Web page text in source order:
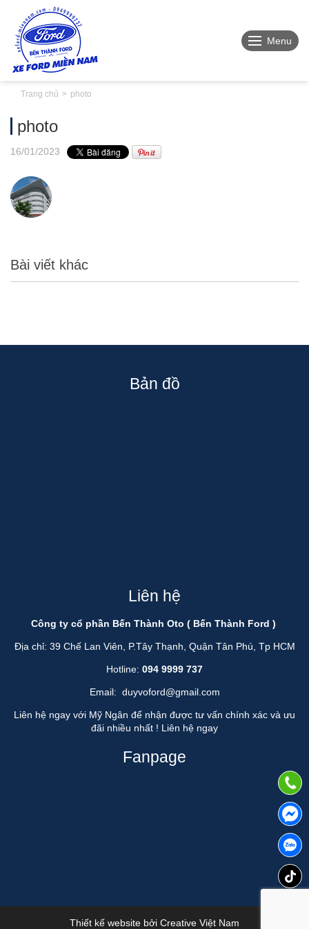
Menu
Trang chủ photo
photo
16/01/2023
Bài viết khác
Bản đồ
Liên hệ
Công ty cổ phần Bến Thành Oto ( Bến Thành Ford )
Địa chỉ: 39 Chế Lan Viên, P.Tây Thạnh, Quận Tân Phú, Tp HCM
Hotline: 094 9999 737
Email: duyvoford@gmail.com
Liên hệ ngay với Mỹ Ngân để nhận được tư vấn chính xác và ưu
đãi nhiều nhất ! Liên hệ ngay
Fanpage
Thiết kế website bởi Creative Việt Nam